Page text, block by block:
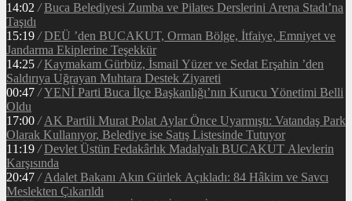
14:02 / Buca Belediyesi Zumba ve Pilates Derslerini Arena Stadı’na
Taşıdı
15:19 / DEÜ ’den BUCAKUT, Orman Bölge, İtfaiye, Emniyet ve
Jandarma Ekiplerine Teşekkür
14:25 / Kaymakam Gürbüz, İsmail Yüzer ve Sedat Erşahin ’den
Saldırıya Uğrayan Muhtara Destek Ziyareti
00:47 / YENİ Parti Buca İlçe Başkanlığı’nın Kurucu Yönetimi Belli
Oldu
17:00 / AK Partili Murat Polat Aylar Önce Uyarmıştı: Vatandaş Park
Olarak Kullanıyor, Belediye ise Satış Listesinde Tutuyor
11:19 / Devlet Üstün Fedakârlık Madalyalı BUCAKUT Alevlerin
Karşısında
20:47 / Adalet Bakanı Akın Gürlek Açıkladı: 84 Hâkim ve Savcı
Meslekten Çıkarıldı